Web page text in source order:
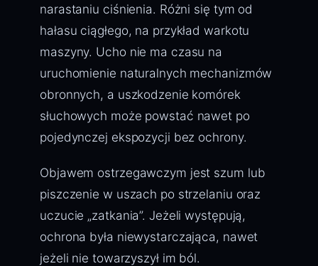
narastaniu ciśnienia. Różni się tym od
hałasu ciągłego, na przykład warkotu
maszyny. Ucho nie ma czasu na
uruchomienie naturalnych mechanizmów
obronnych, a uszkodzenie komórek
słuchowych może powstać nawet po
pojedynczej ekspozycji bez ochrony.
Objawem ostrzegawczym jest szum lub
piszczenie w uszach po strzelaniu oraz
uczucie „zatkania”. Jeżeli występują,
ochrona była niewystarczająca, nawet
jeżeli nie towarzyszył im ból.